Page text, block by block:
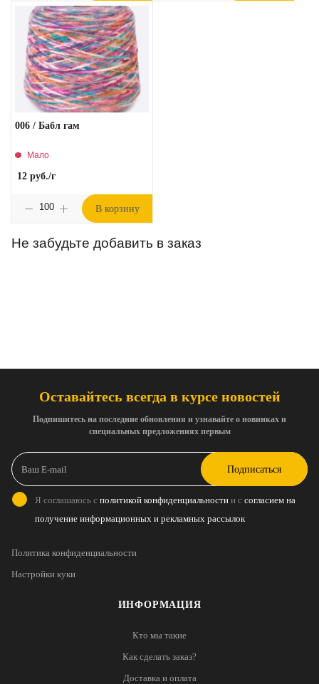
006 / Бабл гам
Мало
12 руб./г
В корзину
Не забудьте добавить в заказ
ИНФОРМАЦИЯ
Кто мы такие
Как сделать заказ?
Доставка и оплата
Оставайтесь всегда в курсе новостей
Подпишитесь на последние обновления и узнавайте о новинках и
специальных предложениях первым
Подписаться
Я соглашаюсь с политикой конфиденциальности и с согласием на
получение информационных и рекламных рассылок
Политика конфиденциальности
Настройки куки